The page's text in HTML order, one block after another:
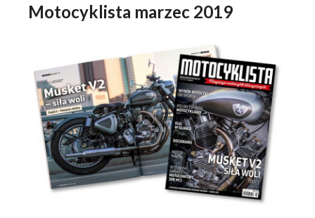
Motocyklista marzec 2019